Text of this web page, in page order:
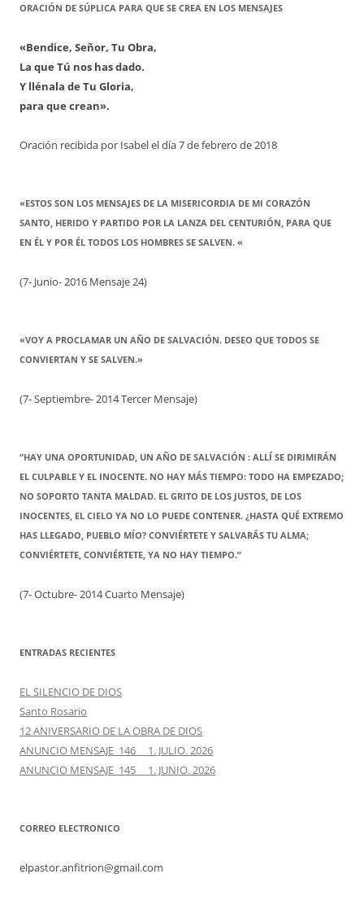
ORACIÓN DE SÚPLICA PARA QUE SE CREA EN LOS MENSAJES
«Bendice, Señor, Tu Obra,
La que Tú nos has dado.
Y llénala de Tu Gloria,
para que crean».
Oración recibida por Isabel el día 7 de febrero de 2018
«ESTOS SON LOS MENSAJES DE LA MISERICORDIA DE MI CORAZÓN
SANTO, HERIDO Y PARTIDO POR LA LANZA DEL CENTURIÓN, PARA QUE
EN ÉL Y POR ÉL TODOS LOS HOMBRES SE SALVEN. «
(7- Junio- 2016 Mensaje 24)
«VOY A PROCLAMAR UN AÑO DE SALVACIÓN. DESEO QUE TODOS SE
CONVIERTAN Y SE SALVEN.»
(7- Septiembre- 2014 Tercer Mensaje)
“HAY UNA OPORTUNIDAD, UN AÑO DE SALVACIÓN : ALLÍ SE DIRIMIRÁN
EL CULPABLE Y EL INOCENTE. NO HAY MÁS TIEMPO: TODO HA EMPEZADO;
NO SOPORTO TANTA MALDAD. EL GRITO DE LOS JUSTOS, DE LOS
INOCENTES, EL CIELO YA NO LO PUEDE CONTENER. ¿HASTA QUÉ EXTREMO
HAS LLEGADO, PUEBLO MÍO? CONVIÉRTETE Y SALVARÁS TU ALMA;
CONVIÉRTETE, CONVIÉRTETE, YA NO HAY TIEMPO.”
(7- Octubre- 2014 Cuarto Mensaje)
ENTRADAS RECIENTES
EL SILENCIO DE DIOS
Santo Rosario
12 ANIVERSARIO DE LA OBRA DE DIOS
ANUNCIO MENSAJE 146 1. JULIO. 2026
ANUNCIO MENSAJE 145 1. JUNIO. 2026
CORREO ELECTRONICO
elpastor.anfitrion@gmail.com